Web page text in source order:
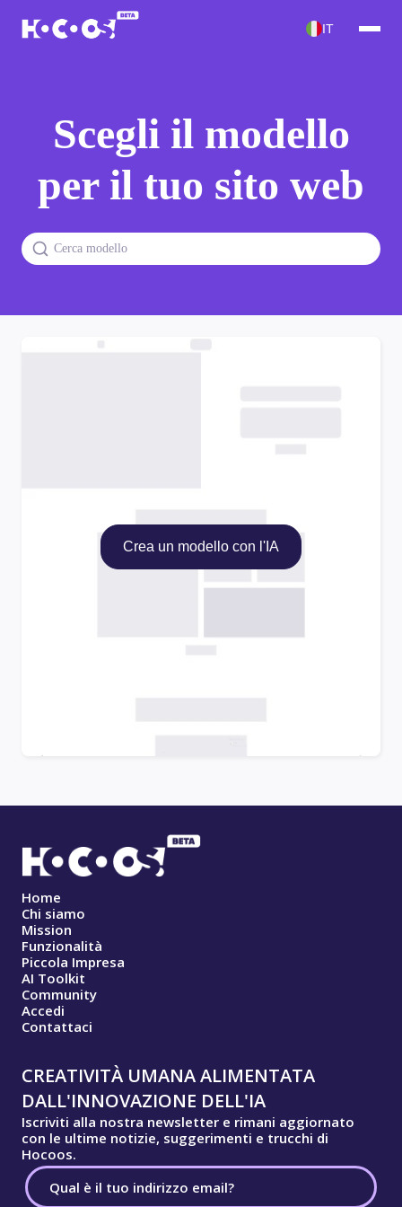
IT
Scegli il modello
per il tuo sito web
Crea un modello con l'IA
Home
Chi siamo
Mission
Funzionalità
Piccola Impresa
AI Toolkit
Community
Accedi
Contattaci
CREATIVITÀ UMANA ALIMENTATA
DALL'INNOVAZIONE DELL'IA
Iscriviti alla nostra newsletter e rimani aggiornato
con le ultime notizie, suggerimenti e trucchi di
Hocoos.